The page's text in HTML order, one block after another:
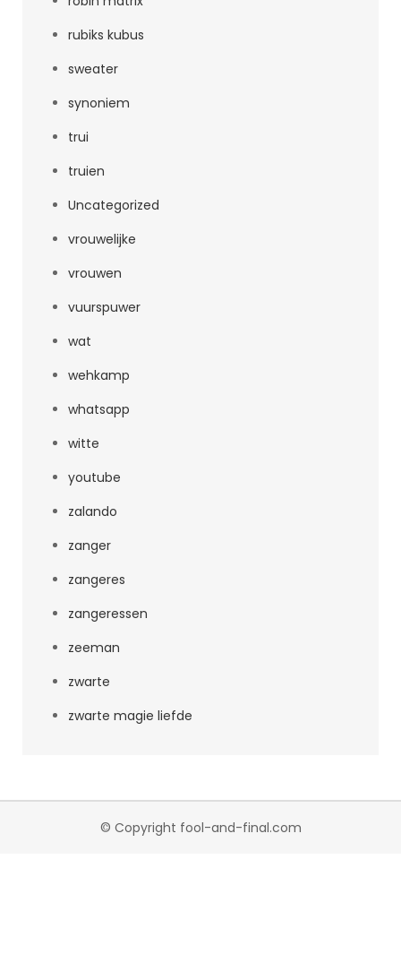
rubiks kubus
sweater
synoniem
trui
truien
Uncategorized
vrouwelijke
vrouwen
vuurspuwer
wat
wehkamp
whatsapp
witte
youtube
zalando
zanger
zangeres
zangeressen
zeeman
zwarte
zwarte magie liefde
© Copyright fool-and-final.com